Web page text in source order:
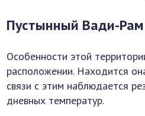
Пустынный Вади-Рам
Особенности этой
расположении. Находится
связи с этим наблюдается
дневных температур.